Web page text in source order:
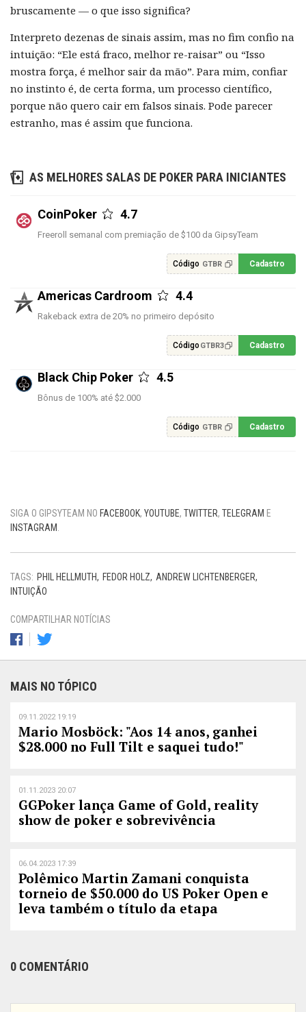
bruscamente — o que isso significa?
Interpreto dezenas de sinais assim, mas no fim confio na
intuição: “Ele está fraco, melhor re-raisar” ou “Isso
mostra força, é melhor sair da mão”. Para mim, confiar
no instinto é, de certa forma, um processo científico,
porque não quero cair em falsos sinais. Pode parecer
estranho, mas é assim que funciona.
AS MELHORES SALAS DE POKER PARA INICIANTES
CoinPoker 4.7
Freeroll semanal com premiação de $100 da GipsyTeam
Código GTBR Cadastro
Americas Cardroom 4.4
Rakeback extra de 20% no primeiro depósito
Código GTBR3 Cadastro
Black Chip Poker 4.5
Bônus de 100% até $2.000
Código GTBR Cadastro
SIGA O GIPSYTEAM NO FACEBOOK, YOUTUBE, TWITTER, TELEGRAM E
INSTAGRAM.
TAGS: PHIL HELLMUTH FEDOR HOLZ ANDREW LICHTENBERGER
INTUIÇÃO
COMPARTILHAR NOTÍCIAS
MAIS NO TÓPICO
09.11.2022 19:19
Mario Mosböck: "Aos 14 anos, ganhei
$28.000 no Full Tilt e saquei tudo!"
01.11.2023 20:07
GGPoker lança Game of Gold, reality
show de poker e sobrevivência
06.04.2023 17:39
Polêmico Martin Zamani conquista
torneio de $50.000 do US Poker Open e
leva também o título da etapa
0 COMENTÁRIO